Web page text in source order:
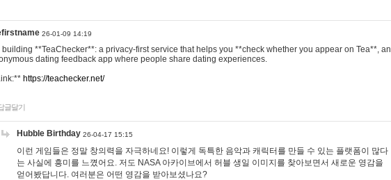
26-01-09 14:19
building **TeaChecker**: a privacy-first service that helps you **check whether you appear on Tea**, an
dating feedback app where people share dating experiences.
https://teachecker.net/
글달기
Hubble Birthday 26-04-17 15:15
이런 게임들은 정말 창의력을 자극하네요! 이렇게 독특한 음악과 캐릭터를 만들 수 있는 플랫폼이 많다
는 사실에 흥미를 느꼈어요. 저도 NASA 아카이브에서 허블 생일 이미지를 찾아보면서 새로운 영감을
얻어봤답니다. 여러분은 어떤 영감을 받아보셨나요?